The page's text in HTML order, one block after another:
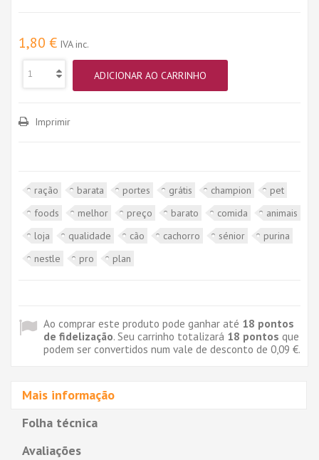
1,80 € IVA inc.
ADICIONAR AO CARRINHO
Imprimir
ração barata portes grátis champion
pet
foods
melhor preço barato comida
animais
loja
qualidade cão cachorro sénior
purina
nestle
pro plan
Ao comprar este produto pode ganhar até 18 pontos
de fidelização. Seu carrinho totalizará 18 pontos que
podem ser convertidos num vale de desconto de 0,09 €.
Mais informação
Folha técnica
Avaliações